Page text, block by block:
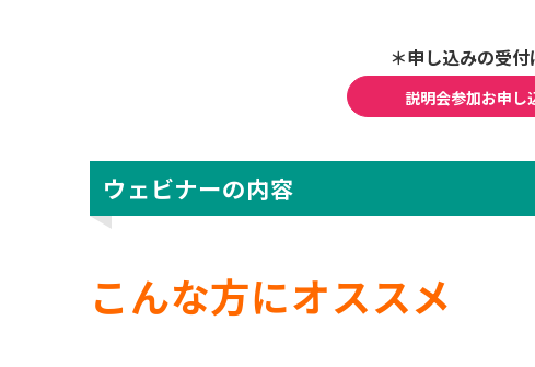
＊申し込みの受
説明会参加お申し
ウェビナーの内容
こんな方にオススメ